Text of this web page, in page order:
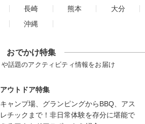
長崎 熊本
大分
沖縄
おでかけ特集
話題のアクティビティ情報をお届け
アウトドア特集
キャンプ場、グランピングからBBQ、アス
レチックまで！非日常体験を存分に堪能で